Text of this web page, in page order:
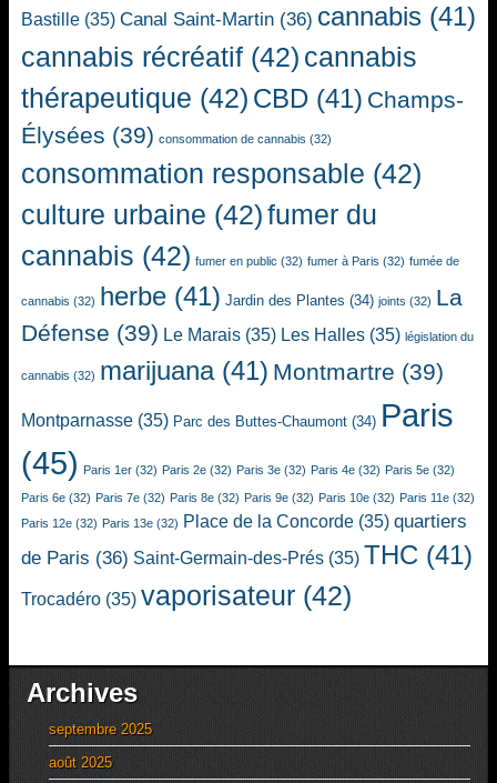
Bastille (35) Canal Saint-Martin (36) cannabis (41)
cannabis récréatif (42) cannabis
thérapeutique (42) CBD (41) Champs-
Élysées (39) consommation de cannabis (32)
consommation responsable (42)
culture urbaine (42)fumer du
cannabis (42) fumer en public (32) fumer à Paris (32) fumée de
cannabis (32) herbe (41) Jardin des Plantes (34) joints (32) La
Défense (39) Le Marais (35) Les Halles (35) législation du
cannabis (32) marijuana(41) Montmartre (39)
Montparnasse (35) Parc des Buttes-Chaumont (34) Paris
(45) Paris 1er (32) Paris 2e (32) Paris 3e (32) Paris 4e (32) Paris 5e (32)
Paris 6e (32) Paris 7e (32) Paris 8e (32) Paris 9e (32) Paris 10e (32) Paris 11e (32)
Paris 12e (32) Paris 13e (32) Place de la Concorde (35) quartiers
de Paris (36) Saint-Germain-des-Prés (35) THC (41)
Trocadéro (35) vaporisateur (42)
Archives
septembre 2025
août 2025